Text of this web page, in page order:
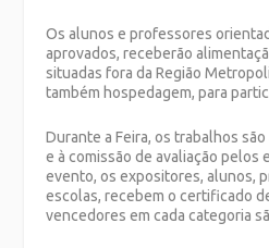
Os alunos e professores
aprovados, receberão
situadas fora da Região
também hospedagem, para
Durante a Feira, os trabalhos
e à comissão de avaliação pelos
evento, os expositores, alunos,
escolas, recebem o certificado
vencedores em cada categoria